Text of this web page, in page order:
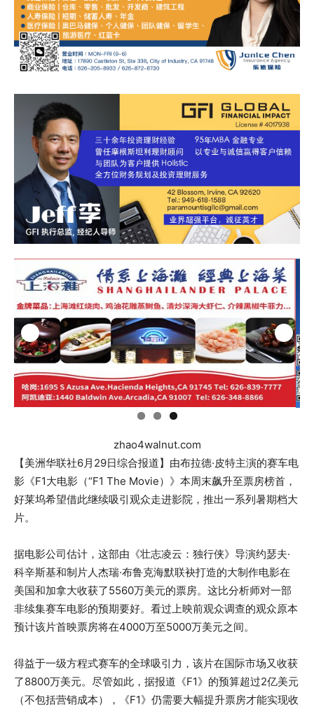
zhao4walnut.com
【美洲华联社6月29日综合报道】由布拉德·皮特主演的赛车电
影《F1大电影（“F1 The Movie）》本周末飙升至票房榜首，
好莱坞希望借此继续吸引观众走进影院，推出一系列暑期档大
片。
据电影公司估计，这部由《壮志凌云：独行侠》导演约瑟夫·
科辛斯基和制片人杰瑞·布鲁克海默联袂打造的大制作电影在
美国和加拿大收获了5560万美元的票房。这比分析师对一部
非续集赛车电影的预期要好。看过上映前观众调查的观众原本
预计该片首映票房将在4000万至5000万美元之间。
得益于一级方程式赛车的全球吸引力，该片在国际市场又收获
了8800万美元。尽管如此，据报道《F1》的预算超过2亿美元
（不包括营销成本），《F1》仍需要大幅提升票房才能实现收